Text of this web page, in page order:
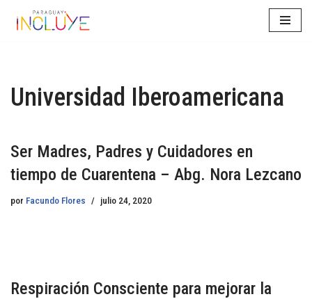
Universidad Iberoamericana
Ser Madres, Padres y Cuidadores en
tiempo de Cuarentena – Abg. Nora Lezcano
por Facundo Flores julio 24, 2020
Respiración Consciente para mejorar la